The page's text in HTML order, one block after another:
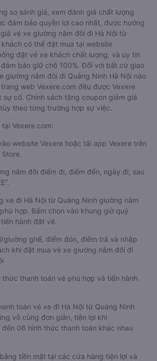
so sánh giá, xem đánh giá chất lượng
đảm bảo quyền lợi cao nhất, được hưởng
vé xe giường nằm đôi đi Hà Nội từ
khách có thể đặt mua tại website
đặt vé xe khách chất lượng, và uy tín
bảo giữ chỗ 100%. Đối với bất cứ giao
giường nằm đôi đi Quảng Ninh Hà Nội nào
web Vexere.com đều được Vexere
sự cố. Chính sách tặng coupon giảm giá
theo từng trường hợp sự việc.
Vexere.com:
website Vexere hoặc tải app Vexere trên
nằm đôi điểm đi, điểm đến, ngày đi, sau
xe đi Hà Nội từ Quảng Ninh giường nằm
hợp. Bấm chọn vào khung giờ quý
hành đặt vé.
giường ghế, điểm đón, điểm trả và nhập
khi đặt mua vé xe giường nằm đôi đi
thức thanh toán vé phù hợp và tiến hành
toán vé xe đi Hà Nội từ Quảng Ninh
vô cùng đơn giản, tiện lợi khi
đến 06 hình thức thanh toán khác nhau
tiền mặt tại các cửa hàng tiện lợi và